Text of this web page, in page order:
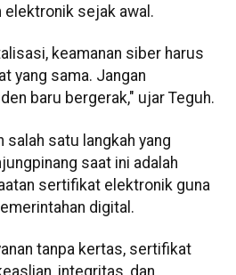
sejak awal.
keamanan siber harus
yang sama. Jangan
baru bergerak," ujar Teguh.
salah satu langkah yang
saat ini adalah
sertifikat elektronik guna
digital.
tanpa kertas, sertifikat